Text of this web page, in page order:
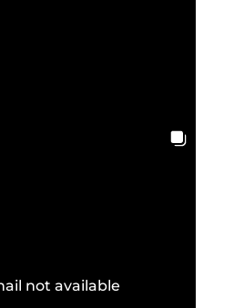
not available